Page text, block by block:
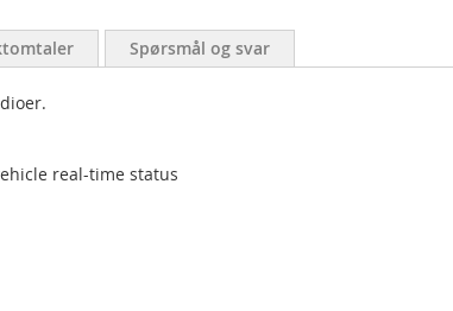
real-time status
Spørsmål og svar